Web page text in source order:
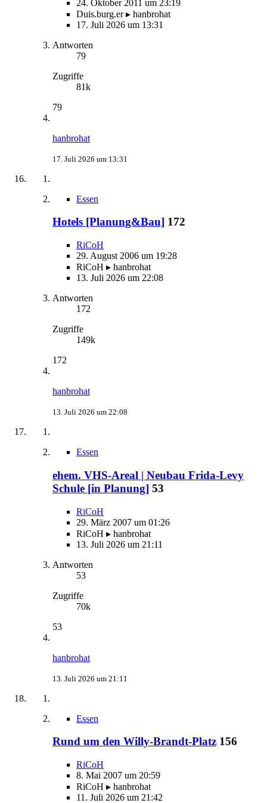
24. Oktober 2011 um 23:19
Duis.burg.er ▸ hanbrohat
17. Juli 2026 um 13:31
Antworten
79
Zugriffe
81k
79
hanbrohat
17. Juli 2026 um 13:31
Essen
Hotels [Planung&Bau] 172
RiCoH
29. August 2006 um 19:28
RiCoH ▸ hanbrohat
13. Juli 2026 um 22:08
Antworten
172
Zugriffe
149k
172
hanbrohat
13. Juli 2026 um 22:08
Essen
ehem. VHS-Areal | Neubau Frida-Levy
Schule [in Planung] 53
RiCoH
29. März 2007 um 01:26
RiCoH ▸ hanbrohat
13. Juli 2026 um 21:11
Antworten
53
Zugriffe
70k
53
hanbrohat
13. Juli 2026 um 21:11
Essen
Rund um den Willy-Brandt-Platz 156
RiCoH
8. Mai 2007 um 20:59
RiCoH ▸ hanbrohat
11. Juli 2026 um 21:42